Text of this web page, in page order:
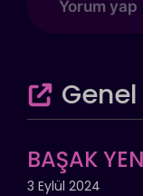
BAŞAK
3 Eylül 2024